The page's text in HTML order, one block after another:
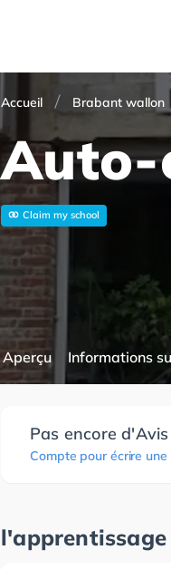
Accueil Brabant wallon
Auto-
Claim my school
Aperçu Informations
Pas encore d'Avis
Compte pour écrire une